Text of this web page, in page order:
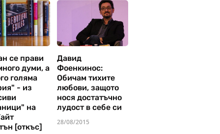
се прави
думи, а
голяма
- из
на
[откъс]
Давид
Фоенкинос:
Обичам тихите
любови, защото
нося достатъчно
лудост в себе си
28/08/2015